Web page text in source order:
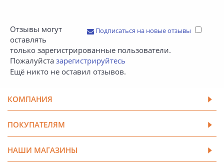
Подписаться на новые отзывы
Отзывы могут
оставлять
только зарегистрированные пользователи.
Пожалуйста зарегистрируйтесь
Ещё никто не оставил отзывов.
КОМПАНИЯ
ПОКУПАТЕЛЯМ
НАШИ МАГАЗИНЫ